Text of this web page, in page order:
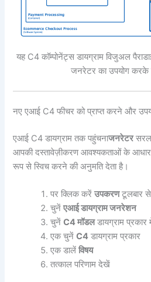
यह C4 कॉम्पोनेंट्स डायग्राम विजुअल
जनरेटर का उपयोग करके
नए एआई C4 फीचर को प्राप्त करने और
एआई C4 डायग्राम तक पहुंचनाजनरेटरसरल
आपकी दस्तावेज़ीकरण आवश्यकताओं के आधार
रूप से स्विच करने की अनुमति देता है।
पर क्लिक करेंउपकरणटूलबार
चुनेंएआई डायग्राम जनरेशन
चुनेंC4 मॉडलडायग्राम
एक चुनेंC4 डायग्राम प्रकार
एक डालेंविषय
तत्काल परिणाम देखें